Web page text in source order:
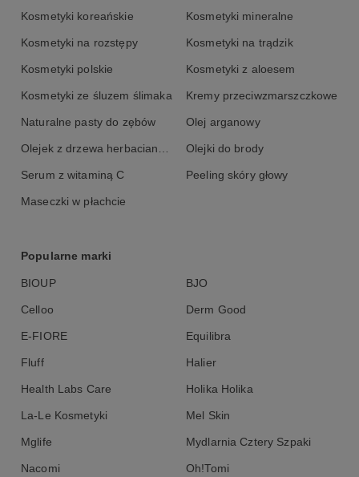
Kosmetyki koreańskie Kosmetyki mineralne
Kosmetyki na rozstępy Kosmetyki na trądzik
Kosmetyki polskie Kosmetyki z aloesem
Kosmetyki ze śluzem ślimaka Kremy przeciwzmarszczkowe
Naturalne pasty do zębów Olej arganowy
Olejek z drzewa herbacianego Olejki do brody
Serum z witaminą C Peeling skóry głowy
Maseczki w płachcie
Popularne marki
BIOUP BJO
Celloo Derm Good
E-FIORE Equilibra
Fluff Halier
Health Labs Care Holika Holika
La-Le Kosmetyki Mel Skin
Mglife Mydlarnia Cztery Szpaki
Nacomi Oh!Tomi